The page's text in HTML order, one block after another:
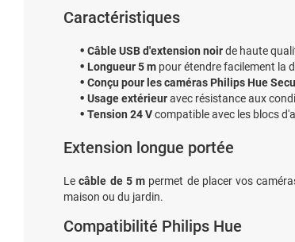
Caractéristiques
Câble USB d'extension noirde haute
Longueur 5 m pour étendre facilement la
Conçu pour les caméras Philips Hue
Usage extérieuravec résistance aux
Tension 24 Vcompatible avec les blocs
Extension longue portée
Lecâble de 5 m permet de placer vos
maison ou du jardin.
Compatibilité Philips Hue